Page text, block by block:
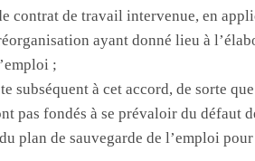
contrat de travail intervenue, en
ayant donné lieu à
;
subséquent à cet accord, de sorte
pas fondés à se prévaloir du défaut
plan de sauvegarde de l’emploi